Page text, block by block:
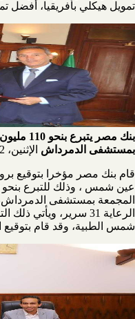
تمويل هيكلي بأفريقيا، أفضل
بنك مصر
بمستشفى الدمرداش الإثنين، 12 يونيو 2023
قام بنك مصر مؤخرا بتوقيع
المجمعة بمستشفى الدمرداش،
الرعاية 31 سرير،
شمس الطبية، وقد قام بتوقيع